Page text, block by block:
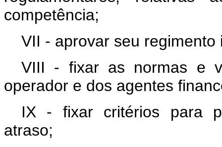
competência;
VII - aprovar seu regimento
VIII - fixar as normas e
operador e dos agentes
IX - fixar critérios para
atraso;